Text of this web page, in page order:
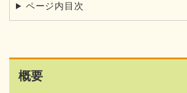
ページ内目次
概要